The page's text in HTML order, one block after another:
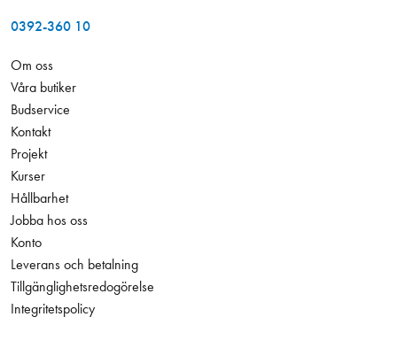
0392-360 10
Om oss
Våra butiker
Budservice
Kontakt
Projekt
Kurser
Hållbarhet
Jobba hos oss
Konto
Leverans och betalning
Tillgänglighetsredogörelse
Integritetspolicy